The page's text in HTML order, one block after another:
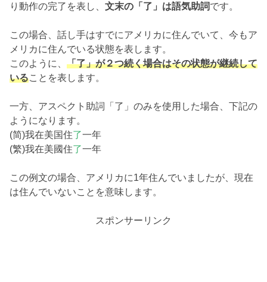
り動作の完了を表し、 文末の「了」は語気助詞です。
この場合、話し手はすでにアメリカに住んでいて、今もア
メリカに住んでいる状態を表します。
このように、 「了」が２つ続く場合はその状態が継続して
いることを表します。
一方、アスペクト助詞「了」のみを使用した場合、下記の
ようになります。
(简)我在美国住了一年
(繁)我在美國住了一年
この例文の場合、アメリカに1年住んでいましたが、現在
は住んでいないことを意味します。
スポンサーリンク